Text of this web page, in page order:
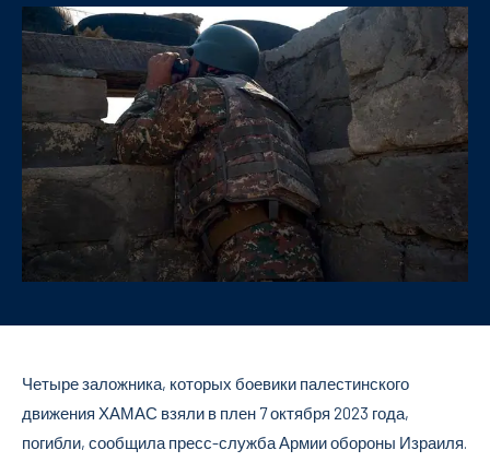
Четыре заложника, которых боевики палестинского
движения ХАМАС взяли в плен 7 октября 2023 года,
погибли, сообщила пресс-служба Армии обороны Израиля.